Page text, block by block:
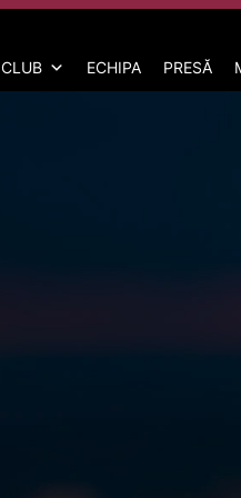
CLUB ECHIPA PRESĂ